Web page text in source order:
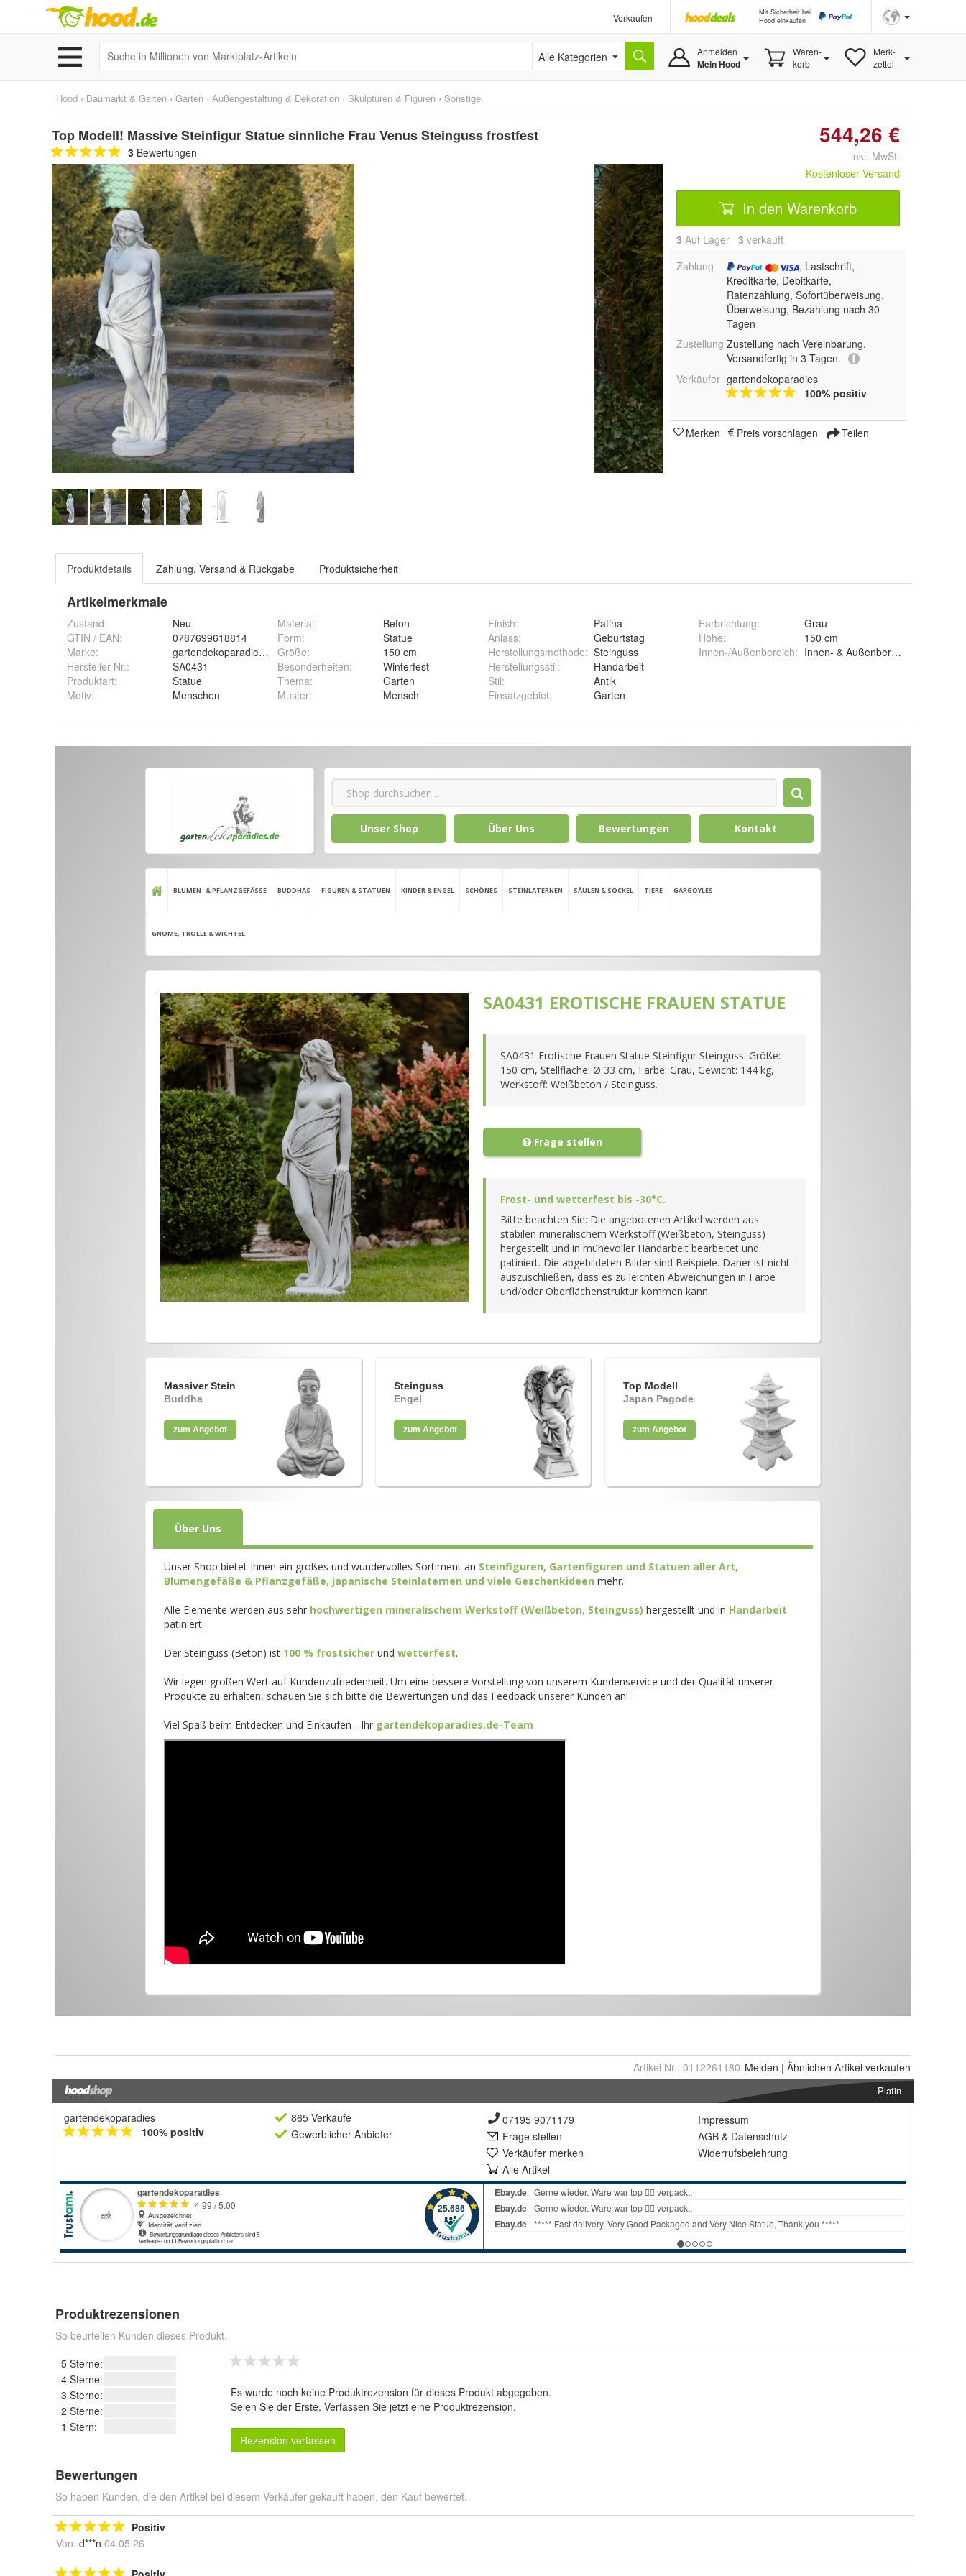
Verkaufen
Mit Sicherheit bei
Hood einkaufen
Alle Kategorien Anmelden
Mein Hood
Waren-
korb
Merk-
zettel
Hood › Baumarkt & Garten › Garten › Außengestaltung & Dekoration › Skulpturen & Figuren › Sonstige
Top Modell! Massive Steinfigur Statue sinnliche Frau Venus Steinguss frostfest
3 Bewertungen
544,26 €
inkl. MwSt.
Kostenloser Versand
In den Warenkorb
3 Auf Lager 3 verkauft
Zahlung
, Lastschrift,
Kreditkarte, Debitkarte,
Ratenzahlung, Sofortüberweisung,
Überweisung, Bezahlung nach 30
Tagen
Zustellung Zustellung nach Vereinbarung.
Versandfertig in 3 Tagen.
Verkäufer gartendekoparadies
100% positiv
Merken Preis vorschlagen Teilen
Produktdetails Zahlung, Versand & Rückgabe Produktsicherheit
Artikelmerkmale
Zustand:
Neu
GTIN / EAN:
0787699618814
Marke:
gartendekoparadies.de
Hersteller Nr.:
SA0431
Produktart:
Statue
Motiv: Menschen
Material:
Beton
Form:
Statue
Größe:
150 cm
Besonderheiten:
Winterfest
Thema:
Garten
Muster: Mensch
Finish:
Patina
Anlass:
Geburtstag
Herstellungsmethode: Steinguss
Herstellungsstil:
Handarbeit
Stil:
Antik
Einsatzgebiet: Garten
Farbrichtung:
Grau
Höhe:
150 cm
Innen-/Außenbereich: Innen- & Außenbereich
Artikel Nr.: 0112261180 Melden | Ähnlichen Artikel verkaufen
Platin
gartendekoparadies
100% positiv
865 Verkäufe
Gewerblicher Anbieter
07195 9071179
Frage stellen
Verkäufer merken
Alle Artikel
Impressum
AGB & Datenschutz
Widerrufsbelehrung
Produktrezensionen
So beurteilen Kunden dieses Produkt.
5 Sterne:
4 Sterne:
3 Sterne:
2 Sterne:
1 Stern:
Es wurde noch keine Produktrezension für dieses Produkt abgegeben.
Seien Sie der Erste. Verfassen Sie jetzt eine Produktrezension.
Rezension verfassen
Bewertungen
So haben Kunden, die den Artikel bei diesem Verkäufer gekauft haben, den Kauf bewertet.
Positiv
Von: d***n 04.05.26